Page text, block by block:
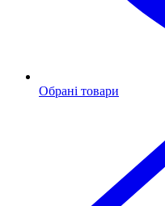
Обрані товари